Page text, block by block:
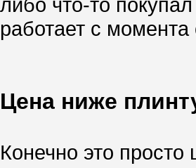
работает с момента
Цена ниже
Конечно это